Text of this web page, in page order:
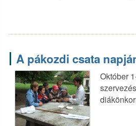
A pákozdi csata
Október